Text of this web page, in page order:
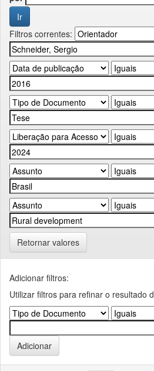
Filtros correntes:
Retornar valores
Adicionar filtros:
Utilizar filtros para refinar o resultado